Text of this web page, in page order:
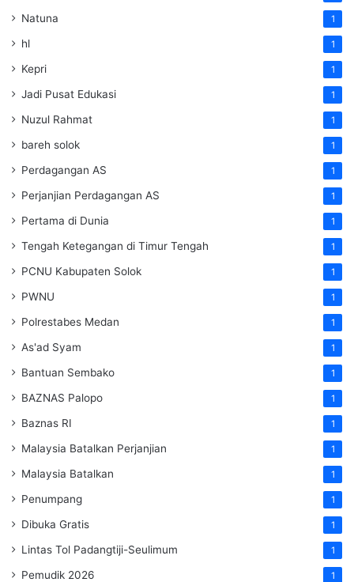
Natuna 1
hl 1
Kepri 1
Jadi Pusat Edukasi 1
Nuzul Rahmat 1
bareh solok 1
Perdagangan AS 1
Perjanjian Perdagangan AS 1
Pertama di Dunia 1
Tengah Ketegangan di Timur Tengah 1
PCNU Kabupaten Solok 1
PWNU 1
Polrestabes Medan 1
As'ad Syam 1
Bantuan Sembako 1
BAZNAS Palopo 1
Baznas RI 1
Malaysia Batalkan Perjanjian 1
Malaysia Batalkan 1
Penumpang 1
Dibuka Gratis 1
Lintas Tol Padangtiji-Seulimum 1
Pemudik 2026 1